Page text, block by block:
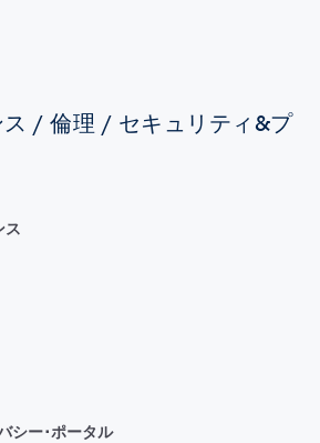
ス / 倫理 / セキュリティ&プ
ス
シー･ポータル